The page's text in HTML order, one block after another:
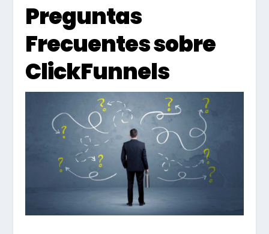
Preguntas
Frecuentes sobre
ClickFunnels